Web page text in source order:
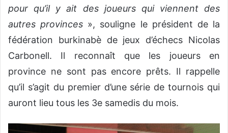
pour qu’il y ait des joueurs qui viennent des
autres provinces », souligne le président de la
fédération burkinabè de jeux d’échecs Nicolas
Carbonell. Il reconnaît que les joueurs en
province ne sont pas encore prêts. Il rappelle
qu’il s’agit du premier d’une série de tournois qui
auront lieu tous les 3e samedis du mois.